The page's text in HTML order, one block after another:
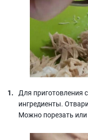
Для приготовления
ингредиенты.
Можно порезать или